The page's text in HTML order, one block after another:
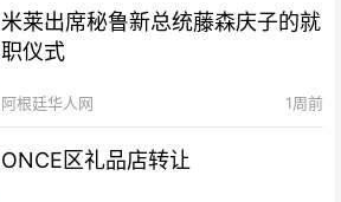
米莱出席秘鲁新总统藤森庆子的就
职仪式
阿根廷华人网 1周前
ONCE区礼品店转让